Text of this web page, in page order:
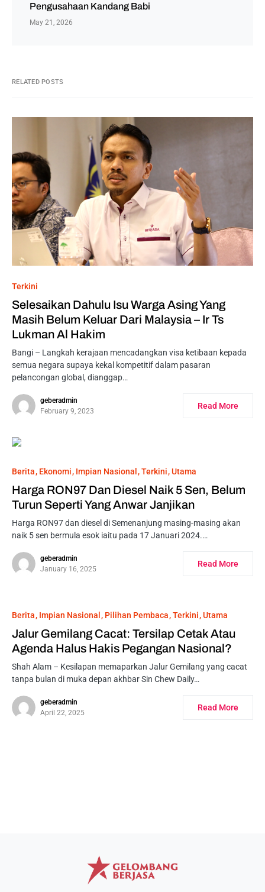
Pengusahaan Kandang Babi
May 21, 2026
RELATED POSTS
Terkini
Selesaikan Dahulu Isu Warga Asing Yang
Masih Belum Keluar Dari Malaysia – Ir Ts
Lukman Al Hakim
Bangi – Langkah kerajaan mencadangkan visa ketibaan kepada
semua negara supaya kekal kompetitif dalam pasaran
pelancongan global, dianggap…
geberadmin
February 9, 2023
Read More
Berita Ekonomi Impian Nasional Terkini Utama
Harga RON97 Dan Diesel Naik 5 Sen, Belum
Turun Seperti Yang Anwar Janjikan
Harga RON97 dan diesel di Semenanjung masing-masing akan
naik 5 sen bermula esok iaitu pada 17 Januari 2024.…
geberadmin
January 16, 2025
Read More
Berita Impian Nasional Pilihan Pembaca Terkini Utama
Jalur Gemilang Cacat: Tersilap Cetak Atau
Agenda Halus Hakis Pegangan Nasional?
Shah Alam – Kesilapan memaparkan Jalur Gemilang yang cacat
tanpa bulan di muka depan akhbar Sin Chew Daily…
geberadmin
April 22, 2025
Read More